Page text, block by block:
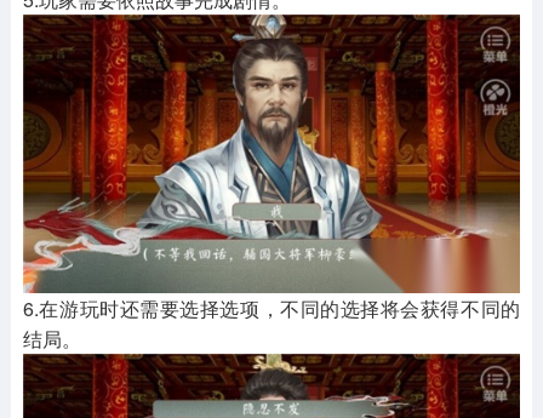
6.在游玩时还需要选择选项，不同的选择将会获得不同的
结局。